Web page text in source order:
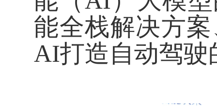
能全栈解决方
AI打造自动驾驶